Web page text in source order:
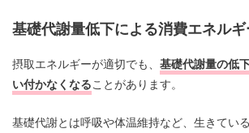
基礎代謝量低下による消費エネル
摂取エネルギーが適切でも、 基礎代謝量の低
い付かなくなることがあります。
基礎代謝とは呼吸や体温維持など、生きてい